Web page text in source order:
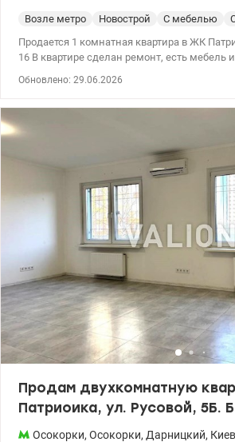
Возле метро Новострой С мебелью
Продается 1 комнатная квартира в ЖК
16 В квартире сделан ремонт, есть мебель
есть детские и спортивные площадки.
инфраструктура: до метро Позняки 10
супермаркеты, гимназии, детские сады,
магазины, рестораны, кафе. Рядом
спортивными площадками, беседками для
у.е 066 676 22 40 Елена, Valion / 1149323
Обновлено: 29.06.2026
Продам двухкомнатную
Патриоика, ул. Русовой, 5Б.
Осокорки, Осокорки, Дарницкий, Киев